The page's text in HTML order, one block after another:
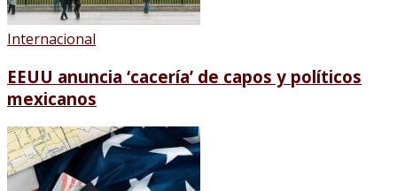
Internacional
EEUU anuncia ‘cacería’ de capos y políticos
mexicanos